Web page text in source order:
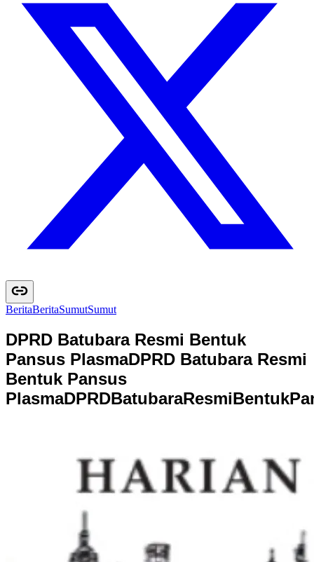
BeritaBeritaSumutSumut
DPRD Batubara Resmi Bentuk
Pansus PlasmaDPRD Batubara Resmi
Bentuk Pansus
PlasmaDPRDBatubaraResmiBentukPa